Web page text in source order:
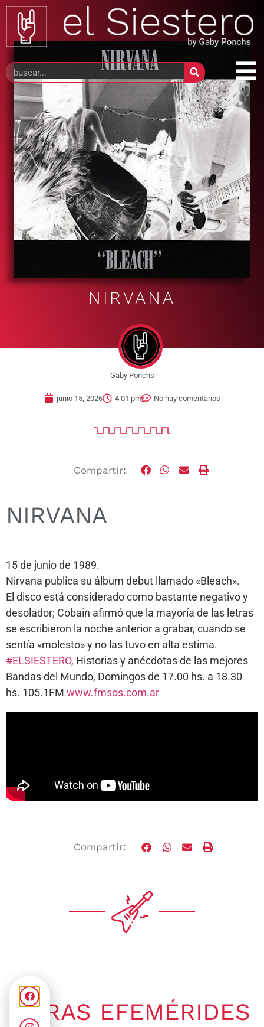
NIRVANA
Gaby Ponchs
junio 15, 2026 4:01 pm No hay comentarios
Compartir:
NIRVANA
15 de junio de 1989.
Nirvana publica su álbum debut llamado «Bleach».
El disco está considerado como bastante negativo y
desolador; Cobain afirmó que la mayoría de las letras
se escribieron la noche anterior a grabar, cuando se
sentía «molesto» y no las tuvo en alta estima.
#ELSIESTERO, Historias y anécdotas de las mejores
Bandas del Mundo, Domingos de 17.00 hs. a 18.30
hs. 105.1FM www.fmsos.com.ar
Compartir:
OTRAS EFEMÉRIDES